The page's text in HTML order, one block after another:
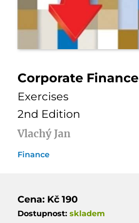
Corporate Finance
Exercises
2nd Edition
Vlachý Jan
Finance
Cena: Kč 190
Dostupnost: skladem